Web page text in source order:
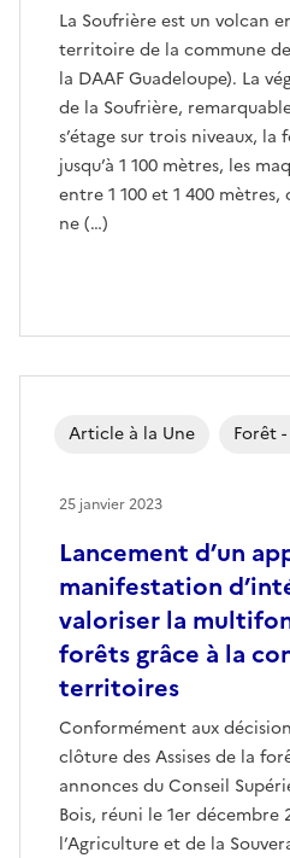
La Soufrière est un volcan
territoire de la commune
la DAAF Guadeloupe). La
de la Soufrière,
s’étage sur trois niveaux,
jusqu’à 1 100 mètres, les
entre 1 100 et 1 400 mètres,
ne (…)
Lancement d’un
manifestation
valoriser la
forêts grâce à la
territoires
Conformément aux
clôture des Assises de la
annonces du Conseil
Bois, réuni le 1er décembre
l’Agriculture et de la
Article à la Une Forêt
25 janvier 2023